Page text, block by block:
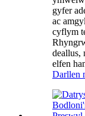
gyfer
ac
cyflym
deallus,
elfen
Darllen